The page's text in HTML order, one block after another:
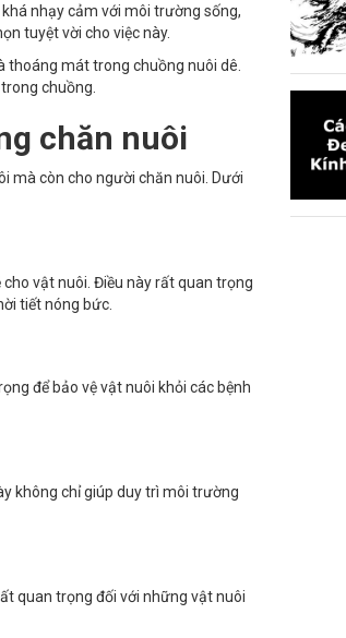
nhạy cảm với môi trường sống,
tuyệt vời cho việc này.
mát trong chuồng nuôi dê.
chuồng.
chăn nuôi
mà còn cho người chăn nuôi. Dưới
vật nuôi. Điều này rất quan trọng
tiết nóng bức.
để bảo vệ vật nuôi khỏi các bệnh
không chỉ giúp duy trì môi trường
quan trọng đối với những vật nuôi